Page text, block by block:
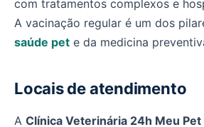
com tratamentos complexos e
A vacinação regular é um dos
saúde pet e da medicina
Locais de atendimento
A Clínica Veterinária 24h Meu Pet